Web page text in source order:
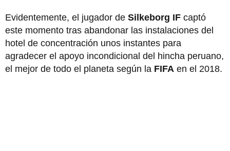
Evidentemente, el jugador de Silkeborg IF captó
este momento tras abandonar las instalaciones del
hotel de concentración unos instantes para
agradecer el apoyo incondicional del hincha peruano,
el mejor de todo el planeta según la FIFA en el 2018.